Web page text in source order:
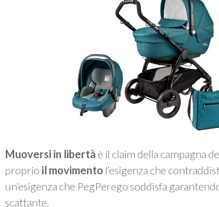
Muoversi in libertà è il claim della campagna
proprio il movimento l’esigenza che
un’esigenza che PegPerego soddisfa
scattante.